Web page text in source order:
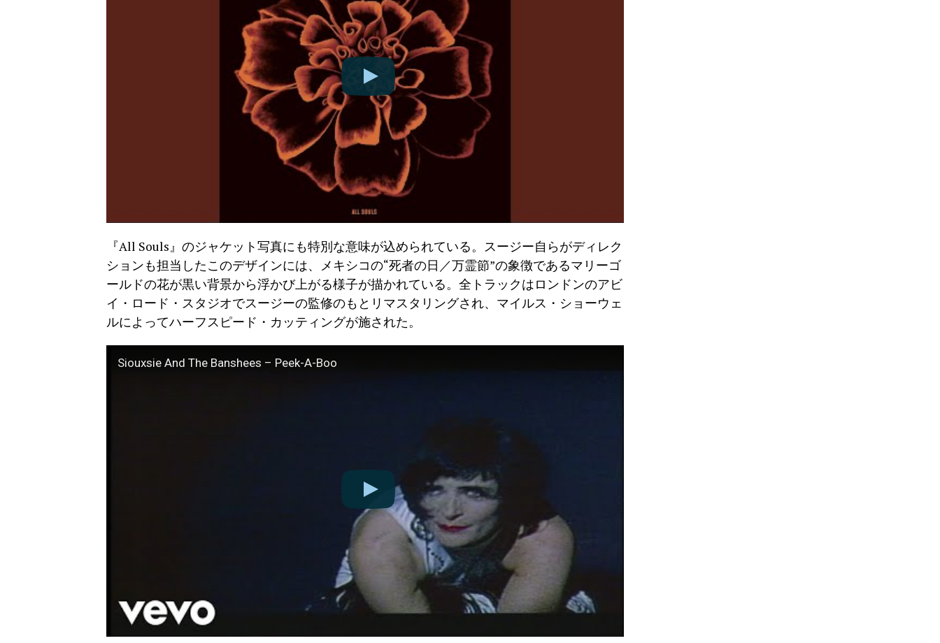
『All Souls』のジャケット写真にも特別な意味が込められている。スージー自らがディレク
ションも担当したこのデザインには、メキシコの“死者の日／万霊節”の象徴であるマリーゴ
ールドの花が黒い背景から浮かび上がる様子が描かれている。全トラックはロンドンのアビ
イ・ロード・スタジオでスージーの監修のもとリマスタリングされ、マイルス・ショーウェ
ルによってハーフスピード・カッティングが施された。
Siouxsie And The Banshees – Peek-A-Boo